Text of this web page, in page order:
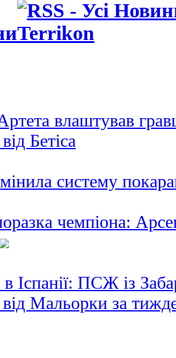
Ротань:
слабке
влаштував
Бетіса
систему
чемпіона:
Іспанії: ПСЖ із
Мальорки за